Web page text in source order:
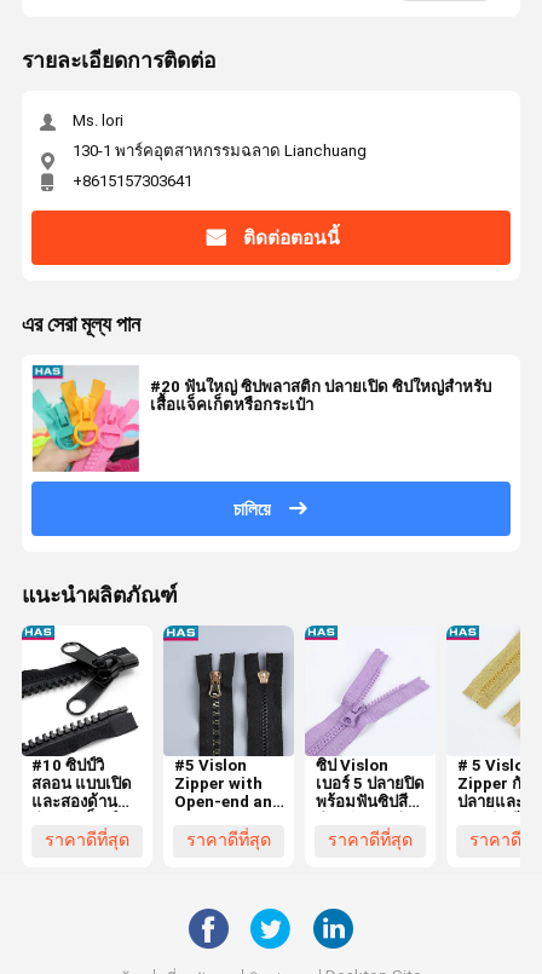
รายละเอียดการติดต่อ
Ms. lori
130-1 พาร์คอุตสาหกรรมฉลาด Lianchuang
+8615157303641
ติดต่อตอนนี้
এর সেরা মূল্য পান
#20 ฟันใหญ่ ซิปพลาสติก ปลายเปิด ซิปใหญ่สำหรับ
เสื้อแจ็คเก็ตหรือกระเป๋า
চালিয়ে
แนะนำผลิตภัณฑ์
#10 ซิปป์วิ
สลอน แบบเปิด
และสองด้าน
หรือถุงนอน
ราคาดีที่สุด
#5 Vislon
Zipper with
Open-end and
dental teeth
for Luggage
ป์สําหรับกระเป๋า
เดินทางหรือ
เครื่องทอทอท
ราคาดีที่สุด
ซิป Vislon
เบอร์ 5 ปลายปิด
พร้อมฟันซิปสี
เดินทางหรือ
ราคาดีที่สุด
# 5 Vislon
Zipper กับเ
ปลายและสี
ฟันพิเศษสํา
ราคาดีที่